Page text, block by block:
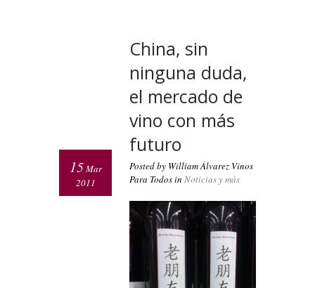
China, sin
ninguna duda,
el mercado de
vino con más
futuro
Posted by William Álvarez Vinos
Para Todos in Noticias y más
15Mar
2011